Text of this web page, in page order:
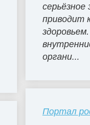
серьёзное
приводит
органи...
Портал